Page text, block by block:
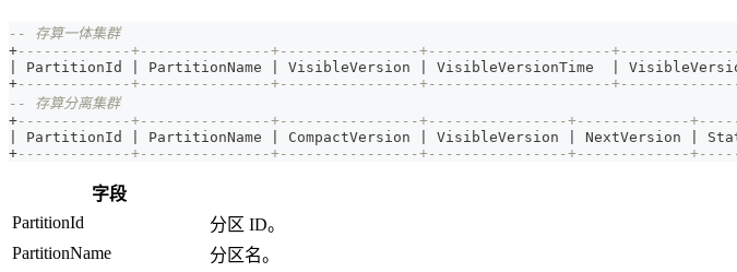
-- 存算一体集群
+-------------+---------------+----------------+---------------------
PartitionId PartitionName VisibleVersion VisibleVersionTime
+-------------+---------------+----------------+---------------------
-- 存算分离集群
+-------------+---------------+----------------+----------------+-------------
PartitionId PartitionName CompactVersion VisibleVersion NextVersion
+-------------+---------------+----------------+----------------+-------------
字段
PartitionId
分区 ID。
PartitionName
分区名。